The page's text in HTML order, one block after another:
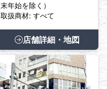
末年始を除く）
取扱商材: すべて
店舗詳細・地図